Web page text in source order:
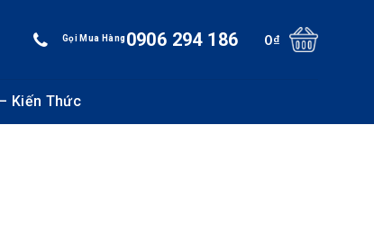
Gọi Mua Hàng0906 294 186 0₫
Kiến Thức